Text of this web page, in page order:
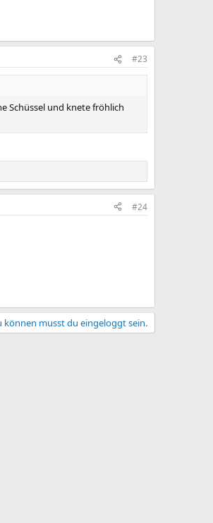
#23
Schüssel und knete fröhlich
#24
können musst du eingeloggt sein.